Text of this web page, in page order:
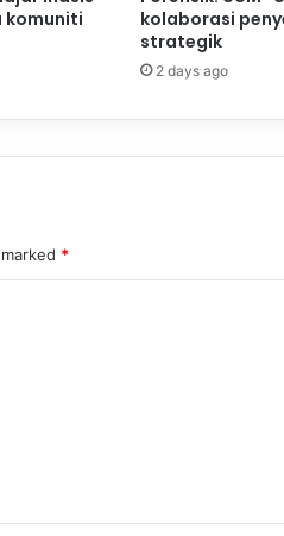
komuniti
kolaborasi
strategik
2 days ago
*